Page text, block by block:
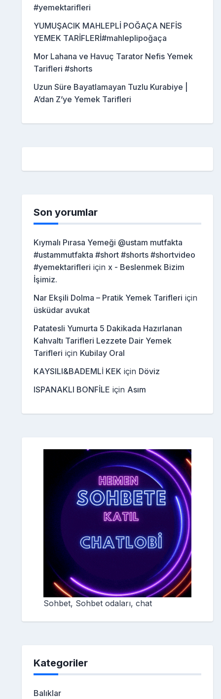
#yemektarifleri
YUMUŞACIK MAHLEPLİ POĞAÇA NEFİS
YEMEK TARİFLERİ#mahleplipoğaça
Mor Lahana ve Havuç Tarator Nefis Yemek
Tarifleri #shorts
Uzun Süre Bayatlamayan Tuzlu Kurabiye |
A’dan Z’ye Yemek Tarifleri
Son yorumlar
Kıymalı Pırasa Yemeği @ustam mutfakta
#ustammutfakta #short #shorts #shortvideo
#yemektarifleri için x - Beslenmek Bizim
İşimiz.
Nar Ekşili Dolma – Pratik Yemek Tarifleri için
üsküdar avukat
Patatesli Yumurta 5 Dakikada Hazırlanan
Kahvaltı Tarifleri Lezzete Dair Yemek
Tarifleri için Kubilay Oral
KAYSILI&BADEMLİ KEK için Döviz
ISPANAKLI BONFİLE için Asım
Sohbet, Sohbet odaları, chat
Kategoriler
Balıklar